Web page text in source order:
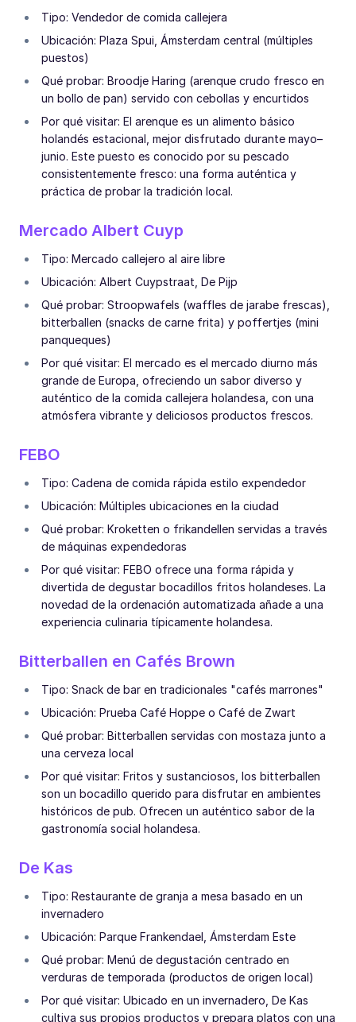
Tipo: Vendedor de comida callejera
Ubicación: Plaza Spui, Ámsterdam central (múltiples
puestos)
Qué probar: Broodje Haring (arenque crudo fresco en
un bollo de pan) servido con cebollas y encurtidos
Por qué visitar: El arenque es un alimento básico
holandés estacional, mejor disfrutado durante mayo–
junio. Este puesto es conocido por su pescado
consistentemente fresco: una forma auténtica y
práctica de probar la tradición local.
Mercado Albert Cuyp
Tipo: Mercado callejero al aire libre
Ubicación: Albert Cuypstraat, De Pijp
Qué probar: Stroopwafels (waffles de jarabe frescas),
bitterballen (snacks de carne frita) y poffertjes (mini
panqueques)
Por qué visitar: El mercado es el mercado diurno más
grande de Europa, ofreciendo un sabor diverso y
auténtico de la comida callejera holandesa, con una
atmósfera vibrante y deliciosos productos frescos.
FEBO
Tipo: Cadena de comida rápida estilo expendedor
Ubicación: Múltiples ubicaciones en la ciudad
Qué probar: Kroketten o frikandellen servidas a través
de máquinas expendedoras
Por qué visitar: FEBO ofrece una forma rápida y
divertida de degustar bocadillos fritos holandeses. La
novedad de la ordenación automatizada añade a una
experiencia culinaria típicamente holandesa.
Bitterballen en Cafés Brown
Tipo: Snack de bar en tradicionales "cafés marrones"
Ubicación: Prueba Café Hoppe o Café de Zwart
Qué probar: Bitterballen servidas con mostaza junto a
una cerveza local
Por qué visitar: Fritos y sustanciosos, los bitterballen
son un bocadillo querido para disfrutar en ambientes
históricos de pub. Ofrecen un auténtico sabor de la
gastronomía social holandesa.
De Kas
Tipo: Restaurante de granja a mesa basado en un
invernadero
Ubicación: Parque Frankendael, Ámsterdam Este
Qué probar: Menú de degustación centrado en
verduras de temporada (productos de origen local)
Por qué visitar: Ubicado en un invernadero, De Kas
cultiva sus propios productos y prepara platos con una